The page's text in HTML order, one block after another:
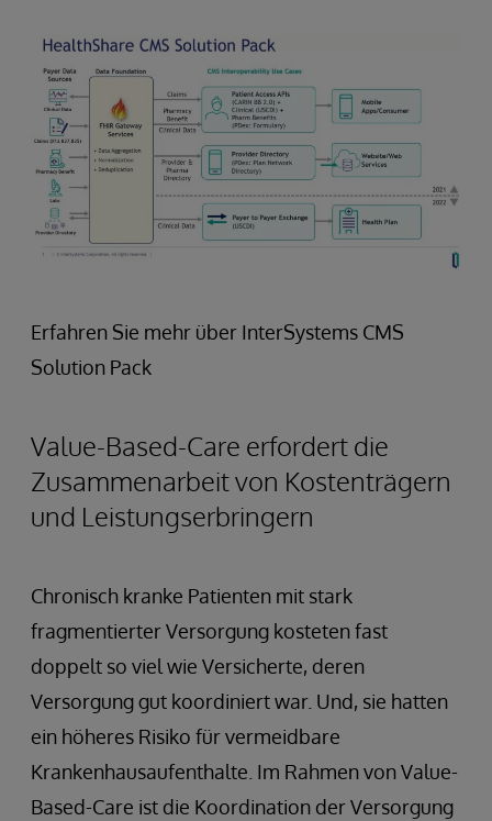
Erfahren Sie mehr über InterSystems CMS
Solution Pack
Value-Based-Care erfordert die
Zusammenarbeit von Kostenträgern
und Leistungserbringern
Chronisch kranke Patienten mit stark
fragmentierter Versorgung kosteten fast
doppelt so viel wie Versicherte, deren
Versorgung gut koordiniert war. Und, sie hatten
ein höheres Risiko für vermeidbare
Krankenhausaufenthalte. Im Rahmen von Value-
Based-Care ist die Koordination der Versorgung